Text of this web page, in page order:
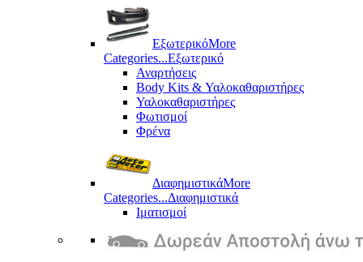
ΕξωτερικόMore
Categories...Εξωτερικό
Αναρτήσεις
Body Kits & Υαλοκαθαριστήρες
Υαλοκαθαριστήρες
Φωτισμοί
Φρένα
ΔιαφημιστικάMore
Categories...Διαφημιστικά
Ιματισμοί